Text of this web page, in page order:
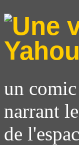
un
narrant
de